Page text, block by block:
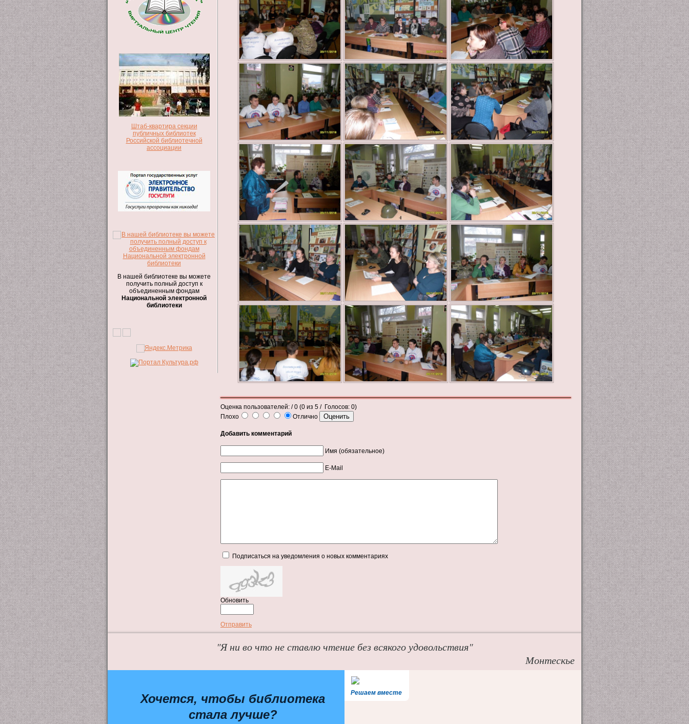
Штаб-квартира секции
публичных библиотек
Российской библиотечной
ассоциации
В нашей библиотеке вы можете
получить полный доступ к
объединенным фондам
Национальной электронной
библиотеки
Оценка пользователей: / 0 (0 из 5 / Голосов: 0)
Плохо
Отлично
Добавить комментарий
Имя (обязательное)
E-Mail
Подписаться на уведомления о новых комментариях
Обновить
Отправить
"Я ни во что не ставлю чтение без всякого удовольствия"
Монтескье
Решаем вместе
Хочется, чтобы библиотека
стала лучше?